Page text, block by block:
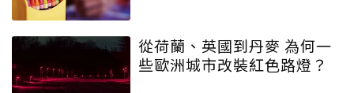
從荷蘭、英國到丹麥 為何一
些歐洲城市改裝紅色路燈？